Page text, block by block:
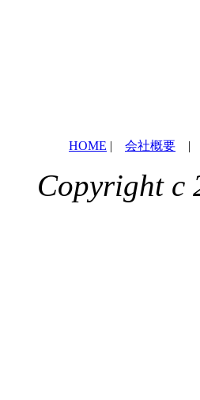
HOME | 会社概要 |
Copyright c